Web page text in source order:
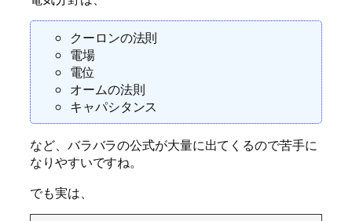
クーロンの法則
電場
電位
オームの法則
キャパシタンス
など、バラバラの公式が大量に出てくるので苦手に
なりやすいですね。
でも実は、